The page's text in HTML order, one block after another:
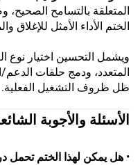
المتعلقة بالتسامح
الختم الأداء الأمثل للإغلاق
ويشمل التحسين اختيار نوع
المتعدد، ودمج حلقات
ظل ظروف التشغيل الفعلية.
الأسئلة والأجوبة
• هل يمكن لهذا الختم تحمل